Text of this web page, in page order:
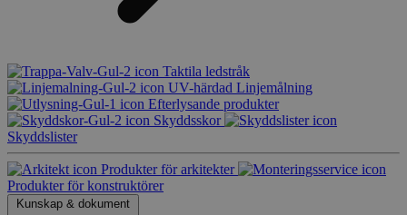
Taktila ledstråk
UV-härdad Linjemålning
Efterlysande produkter
Skyddsskor
Skyddslister
Produkter för arkitekter
Produkter för konstruktörer
Kunskap & dokument